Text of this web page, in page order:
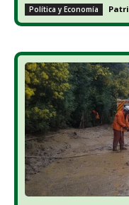
Política y Economía